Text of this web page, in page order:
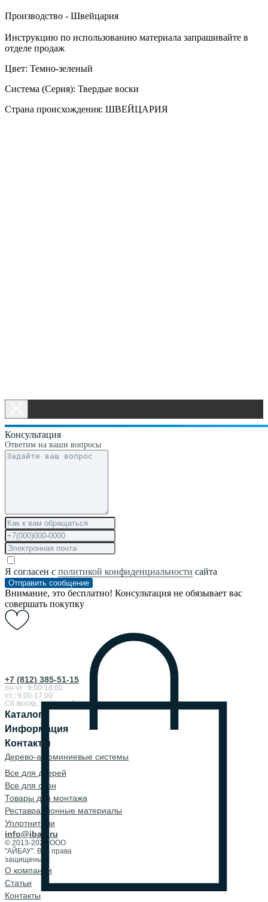
Производство - Швейцария
Инструкцию по использованию материала запрашивайте в
отделе продаж
Цвет: Темно-зеленый
Система (Серия): Твердые воски
Страна происхождения: ШВЕЙЦАРИЯ
+7 (812) 385-51-15
пн-чт.: 9:00-18:00
пт.: 9.00-17.00
Сб./воскр.: выходной
Каталог
Информация
Контакты
Дерево-алюминиевые системы
Все для дверей
Все для окон
Товары для монтажа
Реставрационные материалы
Уплотнители
info@ibau.ru
© 2013-2026 ООО
"АЙБАУ". Все права
защищены.
О компании
Cтатьи
Контакты
Консультация
Ответим на ваши вопросы
Я согласен с политикой конфиденциальности сайта
Отправить сообщение
Внимание, это бесплатно! Консультация не обязывает вас
совершать покупку